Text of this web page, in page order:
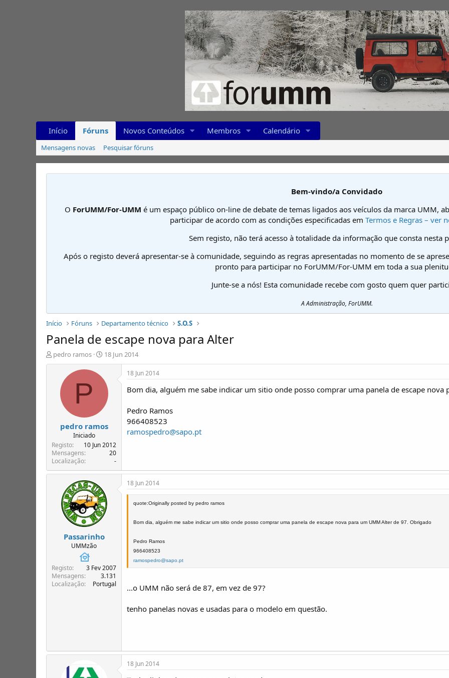
Início Fóruns Novos Conteúdos Membros Calendário
Mensagens novas Pesquisar fóruns
Bem-vindo/a Convidado
O ForUMM/For-UMM é um espaço público on-line de debate de temas ligados aos veículos da marca UMM,
participar de acordo com as condições especificadas em Termos e Regras – ver
Sem registo, não terá acesso à totalidade da informação que consta nesta
Após o registo deverá apresentar-se à comunidade, seguindo as regras apresentadas no momento de se
pronto para participar no ForUMM/For-UMM em toda a sua
Junte-se a nós! Esta comunidade recebe com gosto quem quer
A Administração, ForUMM.
Início Fóruns Departamento técnico S.O.S
Panela de escape nova para Alter
I
n
e
T
ó
p
pedro ramos
D
a
a
d
e
i
í
i
18 Jun 2014
P
pedro ramos
Iniciado
Registo
10 Jun 2012
Mensagens
20
Localização
-
18 Jun 2014
Bom dia, alguém me sabe indicar um sitio onde posso comprar uma panela de escape
Pedro Ramos
966408523
ramospedro@sapo.pt
Passarinho
UMMzão
Registo
3 Fev 2007
Mensagens
3.131
Localização
Portugal
18 Jun 2014
quote:Originally posted by pedro ramos
Bom dia, alguém me sabe indicar um sitio onde posso comprar uma panela de escape nova para um UMM Alter de 97. Obrigado
Pedro Ramos
966408523
ramospedro@sapo.pt
...o UMM não será de 87, em vez de 97?
tenho panelas novas e usadas para o modelo em questão.
18 Jun 2014